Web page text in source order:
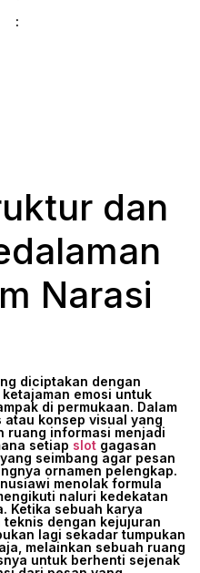
:
dan
Narasi
diciptakan dengan
emosi untuk
di permukaan. Dalam
konsep visual yang
ruang informasi menjadi
setiap slot gagasan
seimbang agar pesan
ornamen pelengkap.
menolak formula
naluri kedekatan
Ketika sebuah karya
teknis dengan kejujuran
lagi sekadar tumpukan
melainkan sebuah ruang
untuk berhenti sejenak